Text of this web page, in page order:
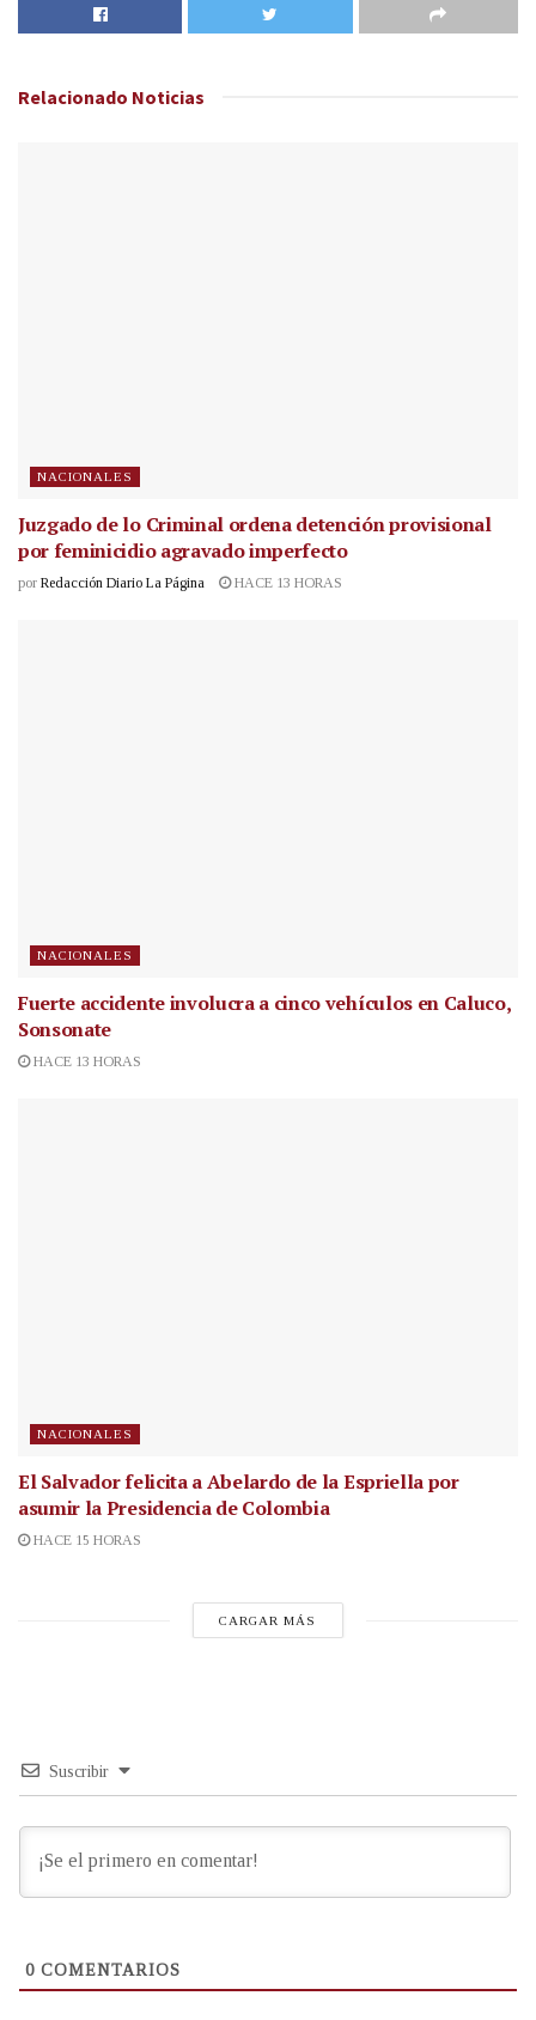
Relacionado Noticias
NACIONALES
Juzgado de lo Criminal ordena detención provisional
por feminicidio agravado imperfecto
por Redacción Diario La Página HACE 13 HORAS
NACIONALES
Fuerte accidente involucra a cinco vehículos en Caluco,
Sonsonate
HACE 13 HORAS
NACIONALES
El Salvador felicita a Abelardo de la Espriella por
asumir la Presidencia de Colombia
HACE 15 HORAS
CARGAR MÁS
Suscribir
0 COMENTARIOS